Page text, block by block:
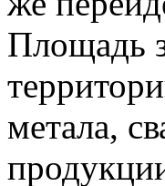
Площадь
метала,